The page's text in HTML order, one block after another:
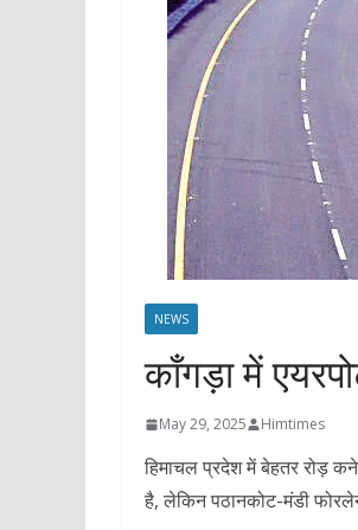
NEWS
काँगड़ा में
May 29, 2025 Himtimes
हिमाचल प्रदेश में बेहतर रोड़
है, लेकिन पठानकोट-मंडी